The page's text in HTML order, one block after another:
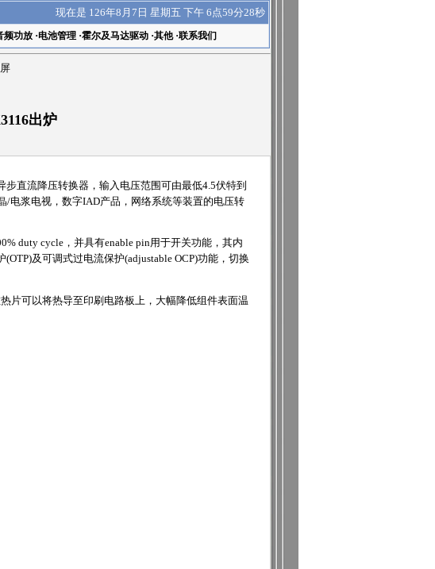
现在是 126年8月7日 星期五 下午 6点59分28秒
频功放·电池管理·霍尔及马达驱动·其他·联系我们
出炉
步直流降压转换器，输入电压范围可由最低4.5伏特到
/电浆电视，数字IAD产品，网络系统等装置的电压转
duty cycle，并具有enable pin用于开关功能，其内
及可调式过电流保护(adjustable OCP)功能，切换
片可以将热导至印刷电路板上，大幅降低组件表面温